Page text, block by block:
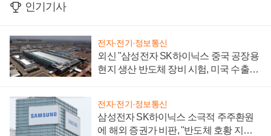
인기기사
전자·전기·정보통신
외신 "삼성전자 SK하이닉스 중국 공장용
현지 생산 반도체 장비 시험, 미국 수출통
전자·전기·정보통신
삼성전자 SK하이닉스 소극적 주주환원
에 해외 증권가 비판, "반도체 호황 지속